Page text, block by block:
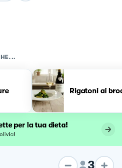
Rigatoni ai
per la tua dieta!
3